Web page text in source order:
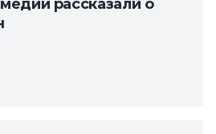
рассказали о